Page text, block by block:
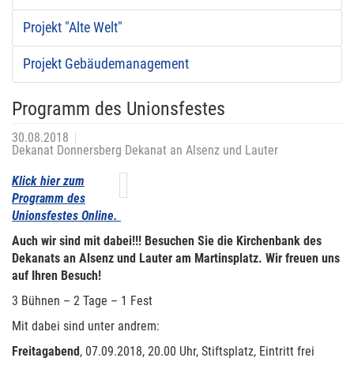
Projekt "Alte Welt"
Projekt Gebäudemanagement
Programm des Unionsfestes
30.08.2018
Dekanat Donnersberg Dekanat an Alsenz und Lauter
Klick hier zum
Programm des
Unionsfestes Online.
Auch wir sind mit dabei!!! Besuchen Sie die Kirchenbank des
Dekanats an Alsenz und Lauter am Martinsplatz. Wir freuen uns
auf Ihren Besuch!
3 Bühnen – 2 Tage – 1 Fest
Mit dabei sind unter andrem:
Freitagabend, 07.09.2018, 20.00 Uhr, Stiftsplatz, Eintritt frei